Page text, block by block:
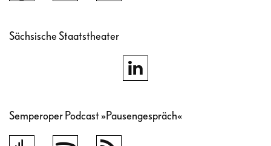
Sächsische Staatstheater
Semperoper Podcast »Pausengespräch«